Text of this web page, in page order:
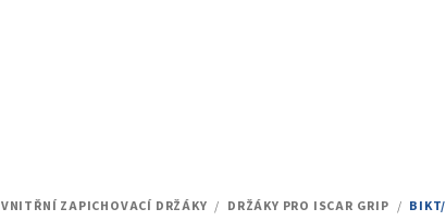
VNITŘNÍ ZAPICHOVACÍ DRŽÁKY / DRŽÁKY PRO ISCAR GRIP /